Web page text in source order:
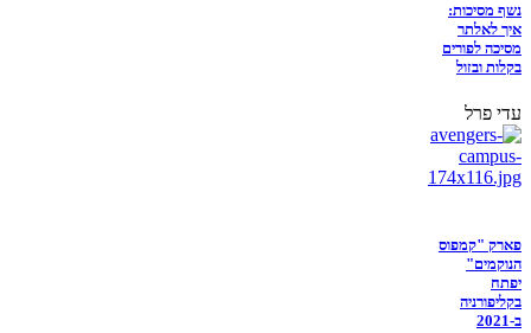
נשף מסיכות:
איך לאלתר
מסיכה לפורים
בקלות ובזול
עדי פרל
פארק "קמפוס
הנוקמים"
יפתח
בקליפורניה
ב-2021